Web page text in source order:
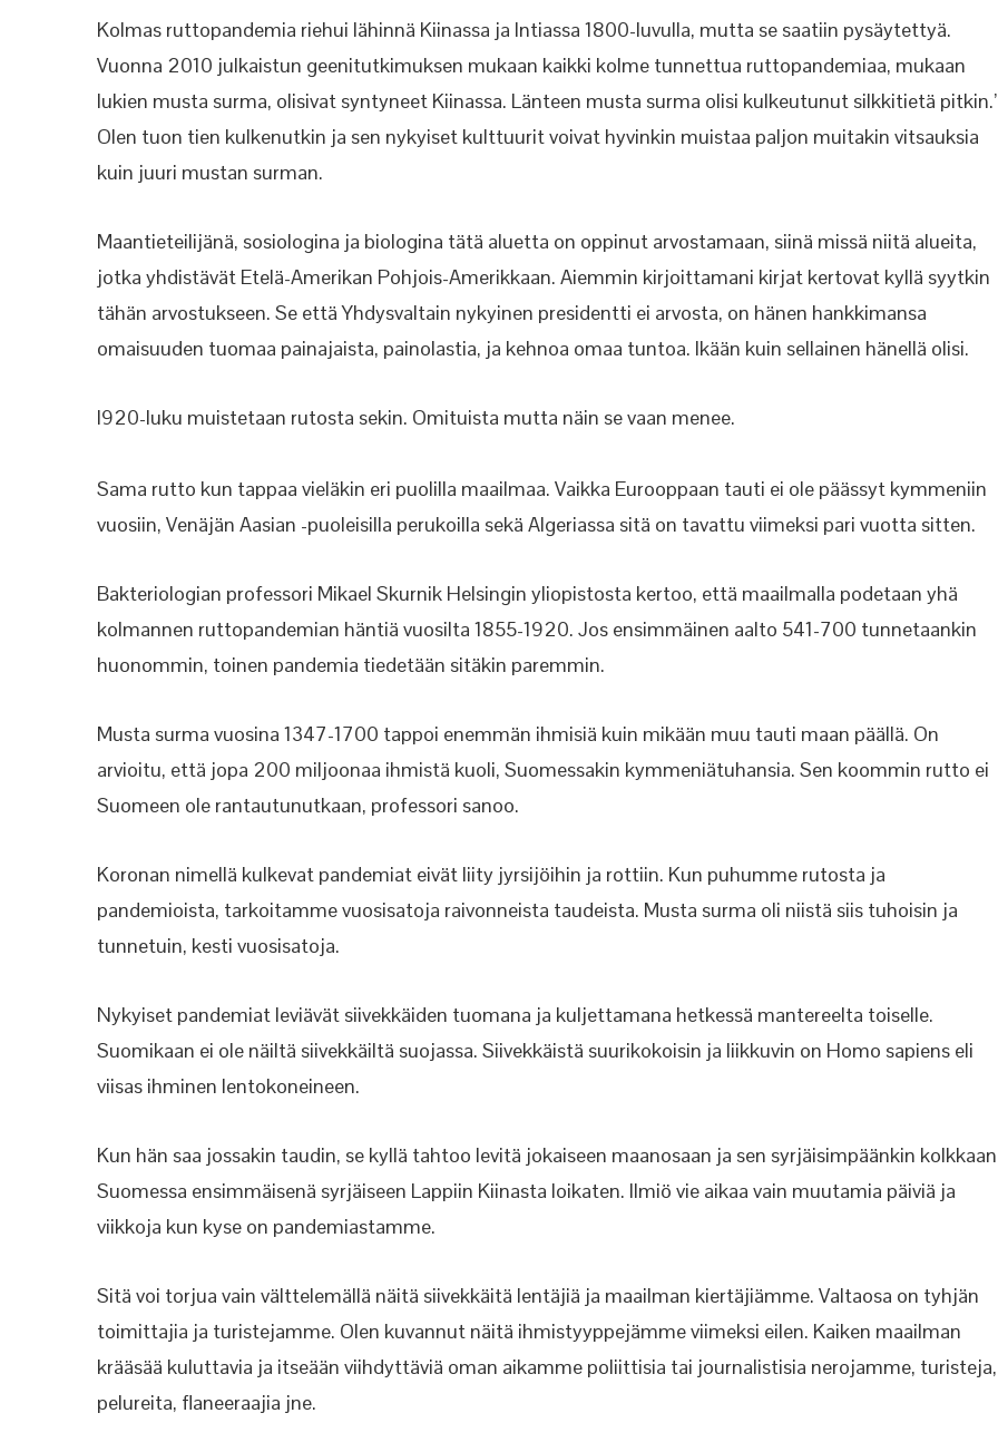
Kolmas ruttopandemia riehui lähinnä Kiinassa ja Intiassa 1800-luvulla, mutta se saatiin pysäytettyä.
Vuonna 2010 julkaistun geenitutkimuksen mukaan kaikki kolme tunnettua ruttopandemiaa, mukaan
lukien musta surma, olisivat syntyneet Kiinassa. Länteen musta surma olisi kulkeutunut silkkitietä
Olen tuon tien kulkenutkin ja sen nykyiset kulttuurit voivat hyvinkin muistaa paljon muitakin vitsauksia
kuin juuri mustan surman.
Maantieteilijänä, sosiologina ja biologina tätä aluetta on oppinut arvostamaan, siinä missä niitä alueita,
jotka yhdistävät Etelä-Amerikan Pohjois-Amerikkaan. Aiemmin kirjoittamani kirjat kertovat kyllä syytkin
tähän arvostukseen. Se että Yhdysvaltain nykyinen presidentti ei arvosta, on hänen hankkimansa
omaisuuden tuomaa painajaista, painolastia, ja kehnoa omaa tuntoa. Ikään kuin sellainen hänellä olisi.
I920-luku muistetaan rutosta sekin. Omituista mutta näin se vaan menee.
Sama rutto kun tappaa vieläkin eri puolilla maailmaa. Vaikka Eurooppaan tauti ei ole päässyt kymmeniin
vuosiin, Venäjän Aasian -puoleisilla perukoilla sekä Algeriassa sitä on tavattu viimeksi pari vuotta sitten.
Bakteriologian professori Mikael Skurnik Helsingin yliopistosta kertoo, että maailmalla podetaan yhä
kolmannen ruttopandemian häntiä vuosilta 1855-1920. Jos ensimmäinen aalto 541-700 tunnetaankin
huonommin, toinen pandemia tiedetään sitäkin paremmin.
Musta surma vuosina 1347-1700 tappoi enemmän ihmisiä kuin mikään muu tauti maan päällä. On
arvioitu, että jopa 200 miljoonaa ihmistä kuoli, Suomessakin kymmeniätuhansia. Sen koommin rutto ei
Suomeen ole rantautunutkaan, professori sanoo.
Koronan nimellä kulkevat pandemiat eivät liity jyrsijöihin ja rottiin. Kun puhumme rutosta ja
pandemioista, tarkoitamme vuosisatoja raivonneista taudeista. Musta surma oli niistä siis tuhoisin ja
tunnetuin, kesti vuosisatoja.
Nykyiset pandemiat leviävät siivekkäiden tuomana ja kuljettamana hetkessä mantereelta toiselle.
Suomikaan ei ole näiltä siivekkäiltä suojassa. Siivekkäistä suurikokoisin ja liikkuvin on Homo sapiens eli
viisas ihminen lentokoneineen.
Kun hän saa jossakin taudin, se kyllä tahtoo levitä jokaiseen maanosaan ja sen syrjäisimpäänkin
Suomessa ensimmäisenä syrjäiseen Lappiin Kiinasta loikaten. Ilmiö vie aikaa vain muutamia päiviä ja
viikkoja kun kyse on pandemiastamme.
Sitä voi torjua vain välttelemällä näitä siivekkäitä lentäjiä ja maailman kiertäjiämme. Valtaosa on tyhjän
toimittajia ja turistejamme. Olen kuvannut näitä ihmistyyppejämme viimeksi eilen. Kaiken maailman
krääsää kuluttavia ja itseään viihdyttäviä oman aikamme poliittisia tai journalistisia nerojamme, turisteja,
pelureita, flaneeraajia jne.